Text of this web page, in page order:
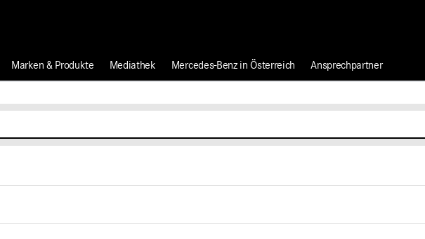
Marken & Produkte Mediathek Mercedes-Benz in Österreich Ansprechpartner